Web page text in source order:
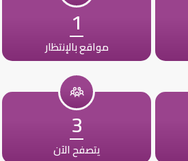
1
مواقع بالإنتظار
3
يتصفح الآن